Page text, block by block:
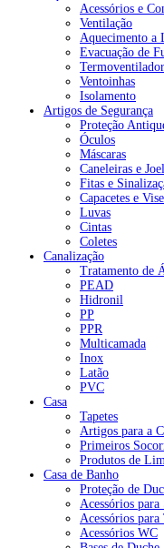
Acessórios e
Ventilação
Aquecimento a
Evacuação de
Termoventilador
Ventoinhas
Isolamento
Artigos de Segurança
Proteção
Óculos
Máscaras
Caneleiras e
Fitas e
Capacetes e
Luvas
Cintas
Coletes
Canalização
Tratamento de
PEAD
Hidronil
PP
PPR
Multicamada
Inox
Latão
PVC
Casa
Tapetes
Artigos para a
Primeiros
Produtos de
Casa de Banho
Proteção de
Acessórios
Acessórios para
Acessórios WC